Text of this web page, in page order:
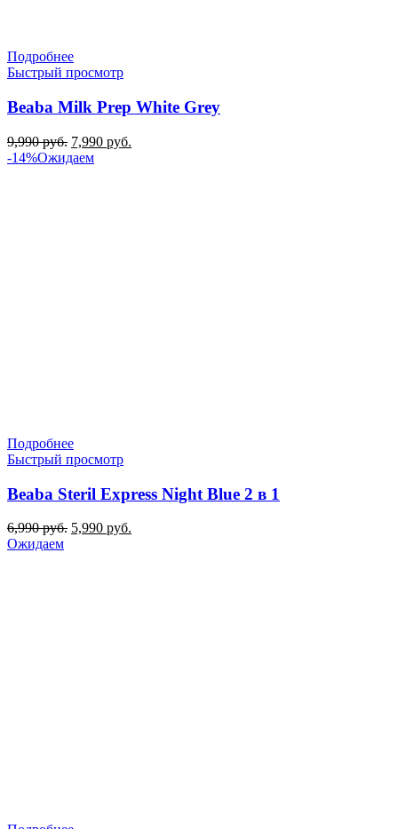
Подробнее
Быстрый просмотр
Beaba Milk Prep White Grey
9,990руб. Первоначальная
цена
7,990 руб.
-14%Ожидаем
Подробнее
Быстрый просмотр
Beaba Steril Express Night Blue 2 в 1
6,990руб. Первоначальная
5,990 руб.
Ожидаем